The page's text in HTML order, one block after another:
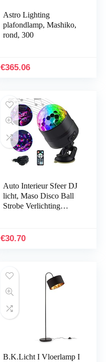
Astro Lighting
plafondlamp, Mashiko,
rond, 300
€365.06
Auto Interieur Sfeer DJ
licht, Maso Disco Ball
Strobe Verlichting
Sigarettenaansteker…
€30.70
B.K.Licht I Vloerlamp I